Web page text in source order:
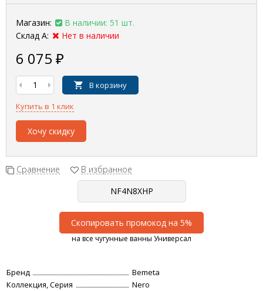
Магазин:
В наличии: 51 шт.
Склад А:
Нет в наличии
6 075 ₽
В корзину
Купить в 1 клик
Хочу скидку
Сравнение В избранное
Скопировать промокод на 5%
на все чугунные ванны Универсал
Бренд
Bemeta
Коллекция, Серия
Nero